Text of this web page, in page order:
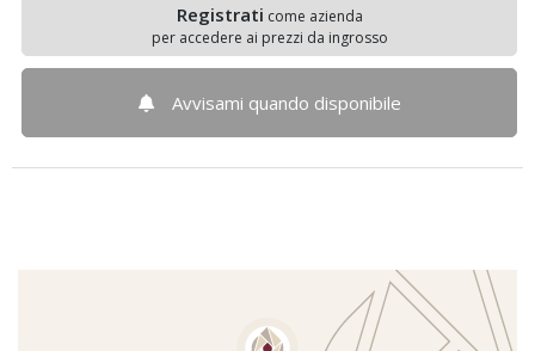
Registrati come azienda
per accedere ai prezzi da ingrosso
Avvisami quando disponibile